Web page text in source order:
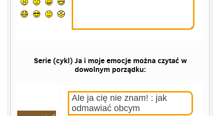
Serie (cykl) Ja i moje emocje można czytać w
dowolnym porządku:
Ale ja cię nie znam! : jak
odmawiać obcym